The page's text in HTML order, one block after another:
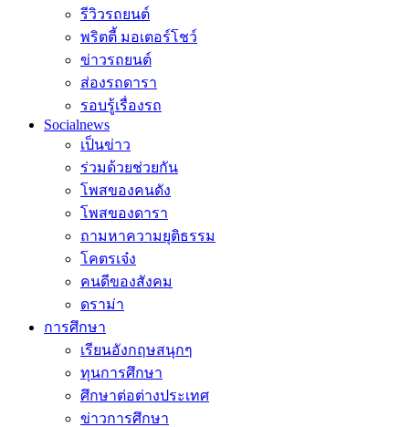
รีวิวรถยนต์
พริตตี้ มอเตอร์โชว์
ข่าวรถยนต์
ส่องรถดารา
รอบรู้เรื่องรถ
Socialnews
เป็นข่าว
ร่วมด้วยช่วยกัน
โพสของคนดัง
โพสของดารา
ถามหาความยุติธรรม
โคตรเจ๋ง
คนดีของสังคม
ดราม่า
การศึกษา
เรียนอังกฤษสนุกๆ
ทุนการศึกษา
ศึกษาต่อต่างประเทศ
ข่าวการศึกษา